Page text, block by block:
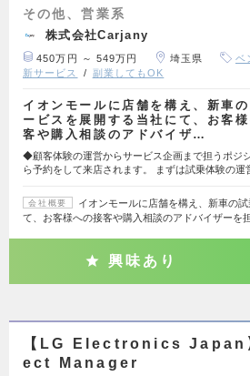
その他、営業系
株式会社Carjany
450万円 ～ 549万円 埼玉県 ベ
新サービス
副業してもOK
イオンモールに店舗を構え、新車
ービスを展開する当社にて、お客
客や購入相談のアドバイザ…
◆顧客体験の運営からサービス企画まで担うポジ
ら予約をして来店されます。 まずは試乗体験の運
会社概要
イオンモールに店舗を構え、新車の
て、お客様への接客や購入相談のアドバイザーを
興味あり
【LG Electronics Japan
ect Manager